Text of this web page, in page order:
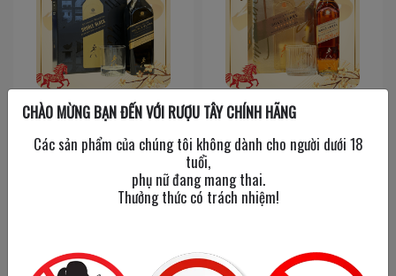
Johnnie Walker Double
Black Label - Hộp Quà
Tết 2026
40%
Johnnie Walker Gold
Label - Hộp Quà Tết 2026
CHÀO MỪNG BẠN ĐẾN VỚI RƯỢU TÂY CHÍNH HÃNG
Các sản phẩm của chúng tôi không dành cho người dưới 18
tuổi,
phụ nữ đang mang thai.
Thưởng thức có trách nhiệm!